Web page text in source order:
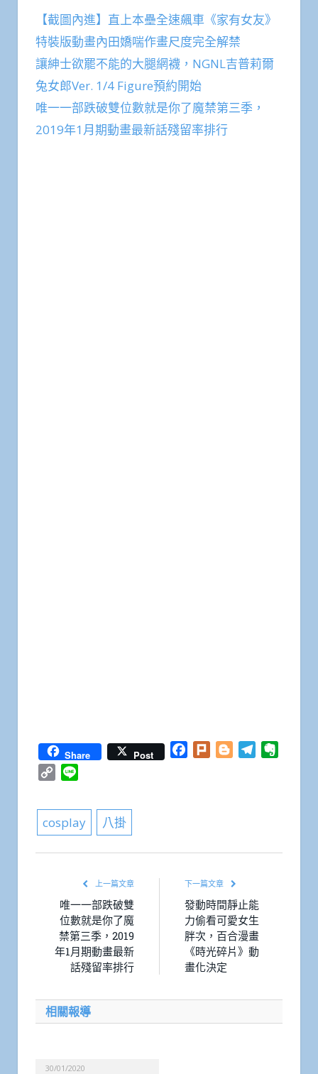
【截圖內進】直上本壘全速飆車《家有女友》
特裝版動畫內田嬌喘作畫尺度完全解禁
讓紳士欲罷不能的大腿網襪，NGNL吉普莉爾
兔女郎Ver. 1/4 Figure預約開始
唯一一部跌破雙位數就是你了魔禁第三季，
2019年1月期動畫最新話殘留率排行
Share Post Facebook
Plurk BloggerTelegram
Copy
cosplay 八掛
上一篇文章
唯一一部跌破雙
位數就是你了魔
禁第三季，2019
年1月期動畫最新
話殘留率排行
下一篇文章
發動時間靜止能
力偷看可愛女生
胖次，百合漫畫
《時光碎片》動
畫化決定
相關報導
30/01/2020